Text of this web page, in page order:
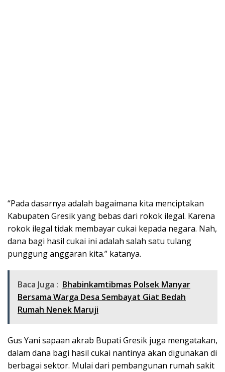
“Pada dasarnya adalah bagaimana kita menciptakan
Kabupaten Gresik yang bebas dari rokok ilegal. Karena
rokok ilegal tidak membayar cukai kepada negara. Nah,
dana bagi hasil cukai ini adalah salah satu tulang
punggung anggaran kita.” katanya.
Baca Juga : Bhabinkamtibmas Polsek Manyar
Bersama Warga Desa Sembayat Giat Bedah
Rumah Nenek Maruji
Gus Yani sapaan akrab Bupati Gresik juga mengatakan,
dalam dana bagi hasil cukai nantinya akan digunakan di
berbagai sektor. Mulai dari pembangunan rumah sakit